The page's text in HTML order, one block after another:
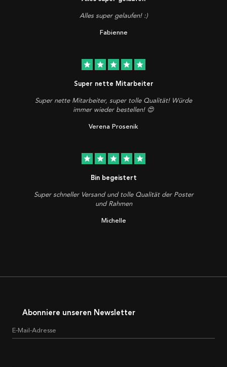
Alles super gelaufen! :)
Fabienne
star star star star star
Super nette Mitarbeiter
Super nette Mitarbeiter, super tolle Qualität! Würde
immer wieder bestellen! 😍
Verena Prosenik
star star star star star
Bin begeistert
Super schneller Versand und tolle Qualität der Poster
und Rahmen
Michelle
Abonniere unseren Newsletter
E-Mail-Adresse